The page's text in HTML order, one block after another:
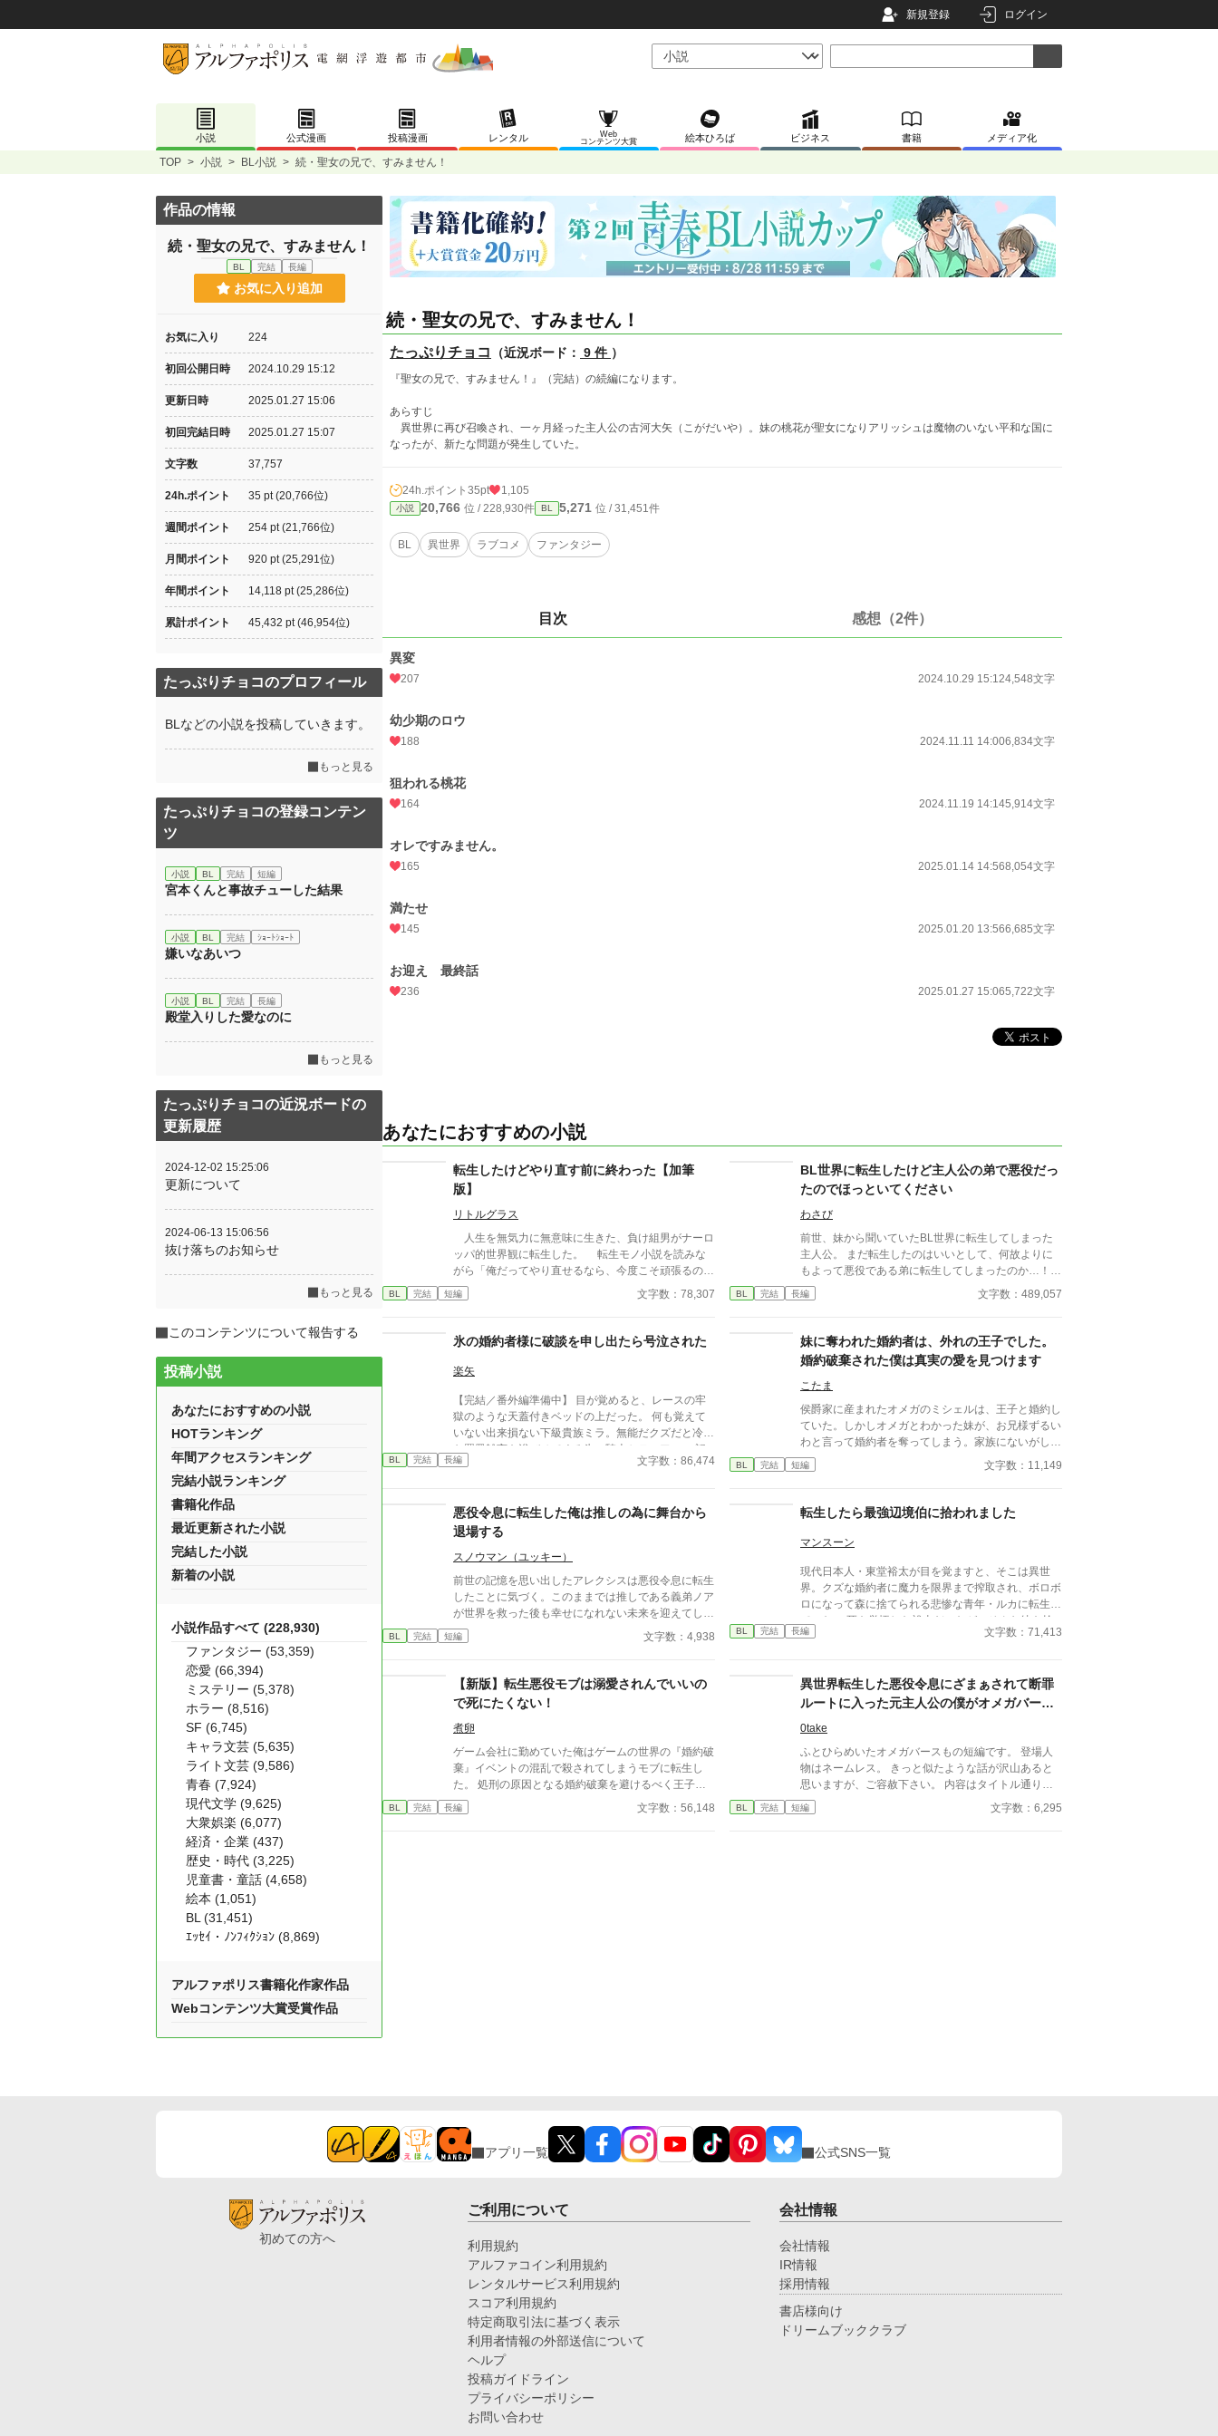
新規登録 ログイン
小説 公式漫画 投稿漫画 レンタル
Web
コンテンツ大賞
絵本ひろば ビジネス 書籍 メディア化
TOP > 小説 > BL小説 > 続・聖女の兄で、すみません！
続・聖女の兄で、すみません！
たっぷりチョコ （近況ボード： 9 件 ）
『聖女の兄で、すみません！』（完結）の続編になります。
あらすじ
異世界に再び召喚され、一ヶ月経った主人公の古河大矢（こがだいや）。妹の桃花が聖女になりアリッシュは魔物のいない平和な国に
なったが、新たな問題が発生していた。
24h.ポイント 35pt 1,105
小説 20,766 位 / 228,930件 BL 5,271 位 / 31,451件
BL 異世界 ラブコメ ファンタジー
目次 感想（2件）
異変
207 2024.10.29 15:124,548文字
幼少期のロウ
188 2024.11.11 14:006,834文字
狙われる桃花
164 2024.11.19 14:145,914文字
オレですみません。
165 2025.01.14 14:568,054文字
満たせ
145 2025.01.20 13:566,685文字
お迎え 最終話
236 2025.01.27 15:065,722文字
あなたにおすすめの小説
転生したけどやり直す前に終わった【加筆
版】
リトルグラス
人生を無気力に無意味に生きた、負け組男がナーロ
ッパ的世界観に転生した。 転生モノ小説を読みな
がら「俺だってやり直せるなら、今度こそ頑張るのに
な」と、思いながら最期を迎えた前世を思い出し「今
度は人生を成功させる」と転生した男、アイザックは
は成人の直前で家族を処刑され、平民落ちにされ、す
べてを失った状態で追放された。 ろくなチートも
なく、あるのは子供時代の努力の結果だけ。ともに追
指す── ＊＊＊ 第１１回BL小説大賞にエントリー
するために修正と加筆を加え、作者のつぶやきは削除
しました。(23'10'20) ＊＊
BL 完結 短編 文字数：78,307
BL世界に転生したけど主人公の弟で悪役だっ
たのでほっといてください
わさび
前世、妹から聞いていたBL世界に転生してしまった
主人公。 まだ転生したのはいいとして、何故よりに
もよって悪役である弟に転生してしまったのか…！？
悪役の弟が抱えていたであろう嫉妬に抗いつつ転生生
活を過ごす物語。
BL 完結 長編 文字数：489,057
氷の婚約者様に破談を申し出たら号泣された
楽矢
【完結／番外編準備中】 目が覚めると、レースの牢
獄のような天蓋付きベッドの上だった。 何も覚えて
いない出来損ない下級貴族ミラ。無能だクズだと冷酷
な罵詈雑言を浴びせてくる氷の騎士セティアス。 記
憶喪失から始まる、２人のファンタジー貴族ラブコメ
写は緩い目で雰囲気だけお読みいただけると幸いで
す。 ハッピーエンドです。 激重感情をこじらせた攻
いします！ 全16話 完結済み 他サイトにも同作品を投
稿しています。 様子を見ながらそのうち統合するか
もしれません。 初めての一次創作でまだよく分かっ
ておらず、何かおかしなことをしでかしていたら申し
訳ないです！ ---------- 追記：読んでくださった皆さ
ま、本当にどうもありがとうございました！！ 完結
いくつかあるので笑、後日番外編をアップしたいなと
現在準備中です。 詳しい更新日まだ未定ですが、も
しよろしかったらゼヒまた覗いてやってくださいね
ー！
BL 完結 長編 文字数：86,474
妹に奪われた婚約者は、外れの王子でした。
婚約破棄された僕は真実の愛を見つけます
こたま
侯爵家に産まれたオメガのミシェルは、王子と婚約し
ていた。しかしオメガとわかった妹が、お兄様ずるい
わと言って婚約者を奪ってしまう。家族にないがしろ
にされたことで悲嘆するミシェルであったが、辺境に
匿われていたアルファの落胤王子と出会い真実の愛を
BL 完結 短編 文字数：11,149
悪役令息に転生した俺は推しの為に舞台から
退場する
スノウマン（ユッキー）
前世の記憶を思い出したアレクシスは悪役令息に転生
したことに気づく。このままでは推しである義弟ノア
が世界を救った後も幸せになれない未来を迎えてしま
う。それを回避する為に、俺は舞台から退場すること
を選んだ。全てを燃やし尽くす事で。 そんな俺の行
に。
BL 完結 短編 文字数：4,938
​転生したら最強辺境伯に拾われました
マンスーン
現代日本人・東堂裕太が目を覚ますと、そこは異世
界。クズな婚約者に魔力を限界まで搾取され、ボロボ
ロになって森に捨てられる悲惨な青年・ルカに転生し
ていた。 ​死を覚悟した裕太だったが、そんな彼を拾
い上げたのは、帝国最強の武力を誇り「氷の死神」と
BL 完結 長編 文字数：71,413
【新版】転生悪役モブは溺愛されんでいいの
で死にたくない！
煮卵
ゲーム会社に勤めていた俺はゲームの世界の『婚約破
棄』イベントの混乱で殺されてしまうモブに転生し
た。 処刑の原因となる婚約破棄を避けるべく王子に
友人として接近。 なんか数ヶ月おきに繰り返される
「恋人や出会いのためのお祭り」をできる限り第二皇
生悪役令嬢は溺愛されんでいいので推しカプを見守り
たい！ https://www.alphapolis.co.jp/novel/68711024
0/826989668 ーーーー 校正・文体の調整に生成AIを
BL 完結 長編 文字数：56,148
異世界転生した悪役令息にざまぁされて断罪
ルートに入った元主人公の僕がオメガバース
ＢＬゲームの世界から逃げるまで
0take
ふとひらめいたオメガバースもの短編です。 登場人
物はネームレス。 きっと似たような話が沢山あると
思いますが、ご容赦下さい。 内容はタイトル通りで
す。 ※2025/08/04追記 お気に入りやしおり、イイね
やエールをありがとうございます！ 嬉しいです！
BL 完結 短編 文字数：6,295
作品の情報
続・聖女の兄で、すみません！
BL 完結 長編
お気に入り追加
お気に入り 224
初回公開日時 2024.10.29 15:12
更新日時 2025.01.27 15:06
初回完結日時 2025.01.27 15:07
文字数 37,757
24h.ポイント 35 pt (20,766位)
週間ポイント 254 pt (21,766位)
月間ポイント 920 pt (25,291位)
年間ポイント 14,118 pt (25,286位)
累計ポイント 45,432 pt (46,954位)
たっぷりチョコのプロフィール
BLなどの小説を投稿していきます。
もっと見る
たっぷりチョコの登録コンテン
ツ
小説 BL 完結 短編
宮本くんと事故チューした結果
小説 BL 完結 ｼｮｰﾄｼｮｰﾄ
嫌いなあいつ
小説 BL 完結 長編
殿堂入りした愛なのに
もっと見る
たっぷりチョコの近況ボードの
更新履歴
2024-12-02 15:25:06
更新について
2024-06-13 15:06:56
抜け落ちのお知らせ
もっと見る
このコンテンツについて報告する
投稿小説
あなたにおすすめの小説
HOTランキング
年間アクセスランキング
完結小説ランキング
書籍化作品
最近更新された小説
完結した小説
新着の小説
小説作品すべて (228,930)
ファンタジー (53,359)
恋愛 (66,394)
ミステリー (5,378)
ホラー (8,516)
SF (6,745)
キャラ文芸 (5,635)
ライト文芸 (9,586)
青春 (7,924)
現代文学 (9,625)
大衆娯楽 (6,077)
経済・企業 (437)
歴史・時代 (3,225)
児童書・童話 (4,658)
絵本 (1,051)
BL (31,451)
ｴｯｾｲ・ﾉﾝﾌｨｸｼｮﾝ (8,869)
アルファポリス書籍化作家作品
Webコンテンツ大賞受賞作品
アプリ一覧 公式SNS一覧
初めての方へ
ご利用について
利用規約
アルファコイン利用規約
レンタルサービス利用規約
スコア利用規約
特定商取引法に基づく表示
利用者情報の外部送信について
ヘルプ
投稿ガイドライン
プライバシーポリシー
お問い合わせ
会社情報
会社情報
IR情報
採用情報
書店様向け
ドリームブッククラブ